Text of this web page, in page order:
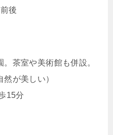
後
茶室や美術館も併設。
が美しい）
15分